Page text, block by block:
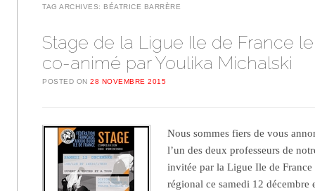
TAG ARCHIVES: BÉATRICE BARRÈRE
Stage de la Ligue Ile de France le
co-animé par Youlika Michalski
POSTED ON28 NOVEMBRE 2015
Nous sommes fiers de vous
l’un des deux professeurs de
invitée par la Ligue Ile de
régional ce samedi 12 décembre